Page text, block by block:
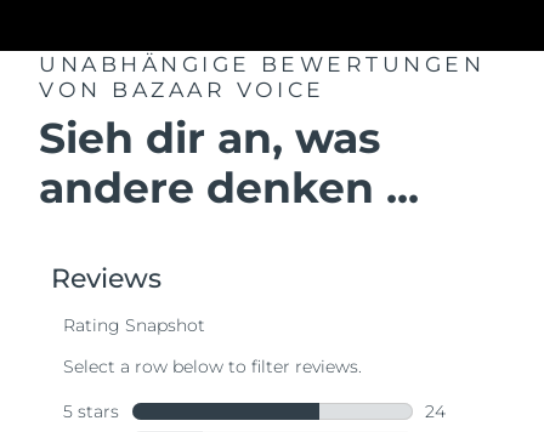
UNABHÄNGIGE BEWERTUNGEN
VON BAZAAR VOICE
Sieh dir an, was
andere denken ...